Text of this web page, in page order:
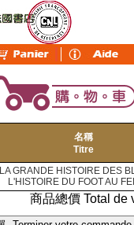
名稱
Titre
LA GRANDE HISTOIRE DES
L'HISTOIRE DU FOOT AU
商品總價 Total de